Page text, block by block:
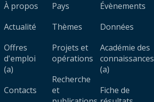
À propos
Actualité
Offres
d'emploi
(a)
Contacts
Pays
Thèmes
Projets et
opérations
Recherche
et
Évènements
Données
Académie des
connaissances
(a)
Fiche de